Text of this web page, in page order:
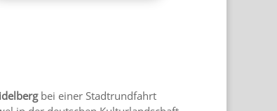
bei einer Stadtrundfahrt